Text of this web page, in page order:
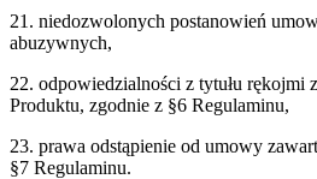
21. niedozwolonych postanowień
abuzywnych,
22. odpowiedzialności z tytułu rękojmi
Produktu, zgodnie z §6 Regulaminu,
23. prawa odstąpienie od umowy
§7 Regulaminu.